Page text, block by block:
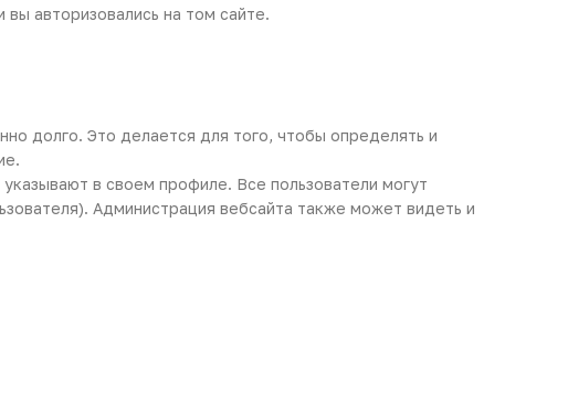
авторизовались на том сайте.
долго. Это делается для того, чтобы определять и
в своем профиле. Все пользователи могут
Администрация вебсайта также может видеть и